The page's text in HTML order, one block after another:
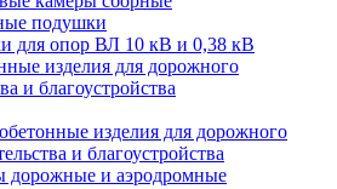
подушки
для опор ВЛ 10 кВ и 0,38 кВ
изделия для дорожного
и благоустройства
изделия для дорожного
и благоустройства
дорожные и аэродромные